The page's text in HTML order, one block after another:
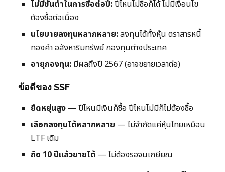
ไม่มีขั้นต่ำในการซื้อต่อปี:ปีไหนไม่ซื้อก็ได้ ไม่มีเงื่อนไข
ต้องซื้อต่อเนื่อง
นโยบายลงทุนหลากหลาย:ลงทุนได้ทั้งหุ้น ตราสารหนี้
ทองคำ อสังหาริมทรัพย์ กองทุนต่างประเทศ
อายุกองทุน: มีผลถึงปี 2567 (อาจขยายเวลาต่อ)
ข้อดีของ SSF
ยืดหยุ่นสูง — ปีไหนมีเงินก็ซื้อ ปีไหนไม่มีก็ไม่ต้องซื้อ
เลือกลงทุนได้หลากหลาย — ไม่จำกัดแค่หุ้นไทยเหมือน
LTF เดิม
ถือ 10 ปีแล้วขายได้ — ไม่ต้องรอจนเกษียณ